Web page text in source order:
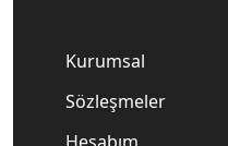
Kurumsal
Sözleşmeler